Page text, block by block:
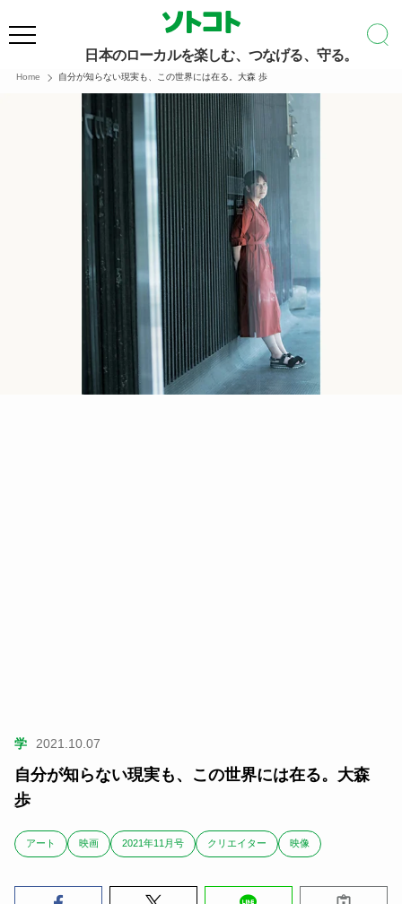
日本のローカルを楽しむ、つなげる、守る。
Home 自分が知らない現実も、この世界には在る。大森 歩
学 2021.10.07
自分が知らない現実も、この世界には在る。大森
歩
アート 映画 2021年11月号 クリエイター 映像